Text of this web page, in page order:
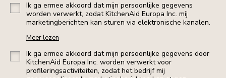
Ik ga ermee akkoord dat mijn persoonlijke gegevens
worden verwerkt, zodat KitchenAid Europa Inc. mij
marketingberichten kan sturen via elektronische kanalen.
Meer lezen
Ik ga ermee akkoord dat mijn persoonlijke gegevens door
KitchenAid Europa Inc. worden verwerkt voor
profileringsactiviteiten, zodat het bedrijf mij